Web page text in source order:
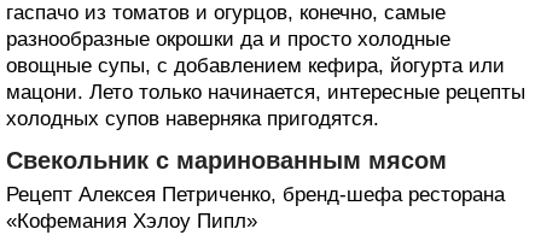
гаспачо из томатов и огурцов, конечно, самые
разнообразные окрошки да и просто холодные
овощные супы, с добавлением кефира, йогурта или
мацони. Лето только начинается, интересные рецепты
холодных супов наверняка пригодятся.
Свекольник с маринованным мясом
Рецепт Алексея Петриченко, бренд-шефа ресторана
«Кофемания Хэлоу Пипл»